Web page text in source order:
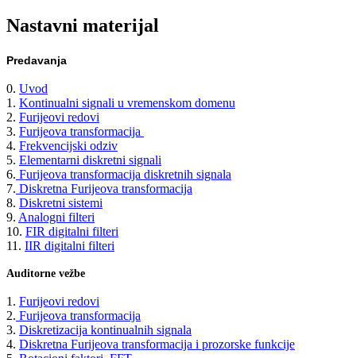
Nastavni materijal
Predavanja
0. Uvod
1. Kontinualni signali u vremenskom domenu
2. Furijeovi redovi
3. Furijeova transformacija
4. Frekvencijski odziv
5. Elementarni diskretni signali
6. Furijeova transformacija diskretnih signala
7. Diskretna Furijeova transformacija
8. Diskretni sistemi
9. Analogni filteri
10. FIR digitalni filteri
11. IIR digitalni filteri
Auditorne vežbe
1. Furijeovi redovi
2. Furijeova transformacija
3. Diskretizacija kontinualnih signala
4. Diskretna Furijeova transformacija i prozorske funkcije